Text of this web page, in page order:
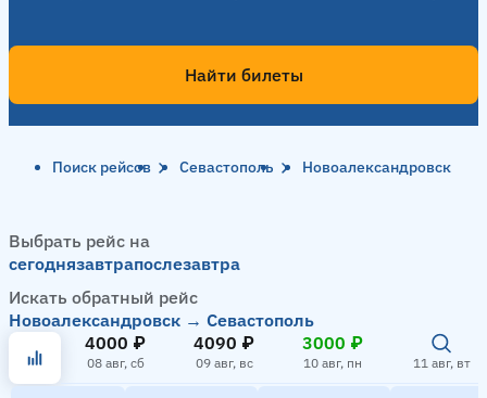
Найти билеты
Поиск рейсов Севастополь Новоалександровск
Выбрать рейс на
сегоднязавтрапослезавтра
Искать обратный рейс
Новоалександровск → Севастополь
4000 ₽
08 авг, сб
4090 ₽
09 авг, вс
3000 ₽
10 авг, пн 11 авг, вт